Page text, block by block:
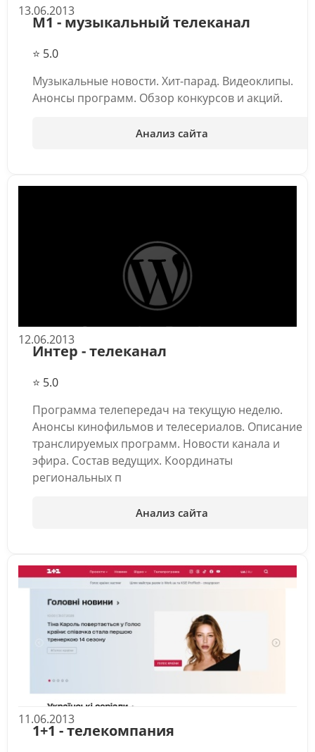
13.06.2013
М1 - музыкальный телеканал
⭐ 5.0
Музыкальные новости. Хит-парад. Видеоклипы.
Анонсы программ. Обзор конкурсов и акций.
Анализ сайта
12.06.2013
Интер - телеканал
⭐ 5.0
Программа телепередач на текущую неделю.
Анонсы кинофильмов и телесериалов. Описание
транслируемых программ. Новости канала и
эфира. Состав ведущих. Координаты
региональных п
Анализ сайта
11.06.2013
1+1 - телекомпания